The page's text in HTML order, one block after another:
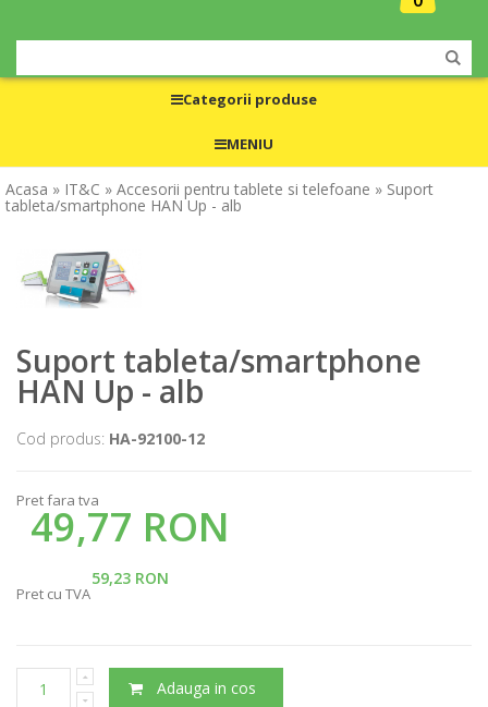
Categorii produse
MENIU
Acasa » IT&C » Accesorii pentru tablete si telefoane » Suport
tableta/smartphone HAN Up - alb
Suport tableta/smartphone
HAN Up - alb
Cod produs: HA-92100-12
Pret fara tva
49,77 RON
59,23 RON
Pret cu TVA
Adauga in cos